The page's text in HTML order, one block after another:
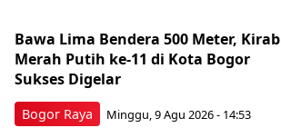
Bogor Raya
Bawa Lima Bendera 500 Meter, Kirab
Merah Putih ke-11 di Kota Bogor
Sukses Digelar
Minggu, 9 Agu 2026 - 14:53